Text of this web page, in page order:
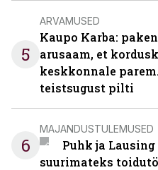
5
ARVAMUSED
Kaupo Karba:
arusaam, et
keskkonnale
teistsugust pilti
6
MAJANDUSTULEMUSED
Puhk ja
suurimateks